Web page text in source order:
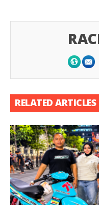
RELATED ARTICLES